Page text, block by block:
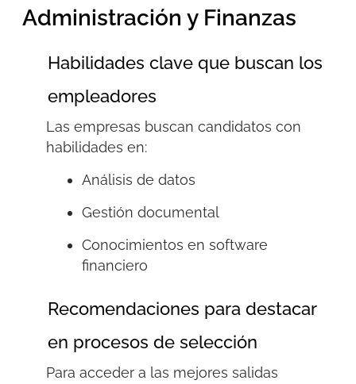
Administración y Finanzas
Habilidades clave que buscan los
empleadores
Las empresas buscan candidatos con
habilidades en:
Análisis de datos
Gestión documental
Conocimientos en software
financiero
Recomendaciones para destacar
en procesos de selección
Para acceder a las mejores salidas